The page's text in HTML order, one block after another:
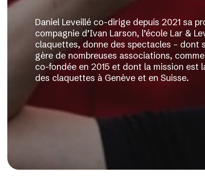
Daniel Leveillé co-dirige depuis 2021 sa
compagnie d’Ivan Larson, l’école Lar &
claquettes, donne des spectacles – dont
gère de nombreuses associations,
co-fondée en 2015 et dont la mission est
des claquettes à Genève et en Suisse.